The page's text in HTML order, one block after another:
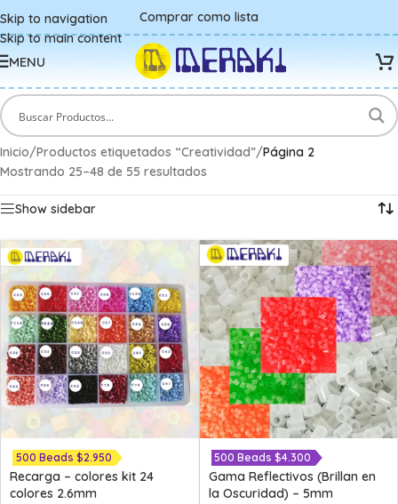
Skip to navigation
Skip to main content
Comprar como lista
MENU
Inicio/Productos etiquetados “Creatividad”/Página 2
Mostrando 25–48 de 55 resultados
Show sidebar
500 Beads $2.950
Recarga – colores kit 24
colores 2.6mm
500 Beads $4.300
Gama Reflectivos (Brillan en
la Oscuridad) – 5mm